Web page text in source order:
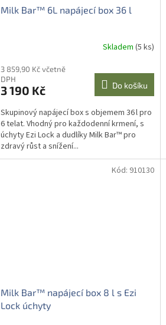
Milk Bar™ 6L napájecí box 36 l
Skladem (5 ks)
3 859,90 Kč včetně
DPH
3 190 Kč Do košíku
Skupinový napájecí box s objemem 36 l pro
6 telat. Vhodný pro každodenní krmení, s
úchyty Ezi Lock a dudlíky Milk Bar™ pro
zdravý růst a snížení...
Milk Bar™ napájecí box 8 l s Ezi
Lock úchyty
Kód: 910130